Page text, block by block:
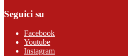
Seguici su
Facebook
Youtube
Instagram